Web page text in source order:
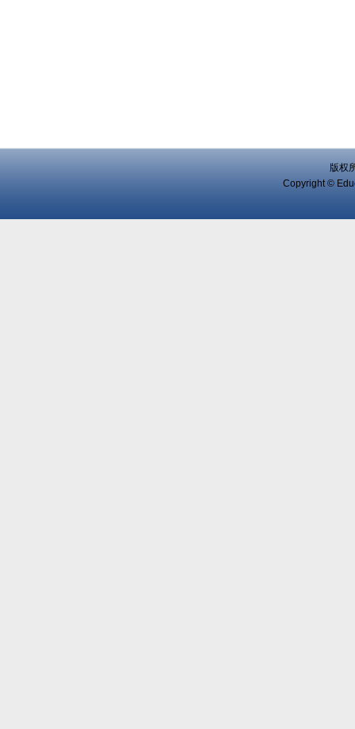
版权
Copyright ©